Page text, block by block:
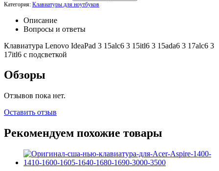
Категория: Клавиатуры для ноутбуков
Описание
Вопросы и ответы
Клавиатура Lenovo IdeaPad 3 15alc6 3 15itl6 3 15ada6 3 17alc6 3
17itl6 с подсветкой
Обзоры
Отзывов пока нет.
Оставить отзыв
Рекомендуем похожие товары